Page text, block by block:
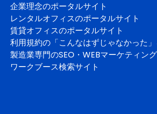
企業理念のポータルサイト
レンタルオフィスのポータルサイト
賃貸オフィスのポータルサイト
利用規約の「こんなはずじゃなかった
製造業専門のSEO・WEBマーケティング
ワークブース検索サイト